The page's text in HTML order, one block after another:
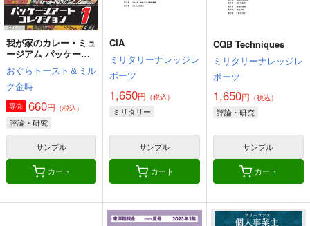
我が家のカレー・ミュ
ージアム パッケージ
アートコレクション 1
おぐらトースト＆ミル
ク金時
専売 660円 （税込）
評論・研究
サンプル
カート
CIA
ミリタリーナレッジレ
ポーツ
1,650円 （税込）
ミリタリー
サンプル
カート
CQB Techniques
ミリタリーナレッジレ
ポーツ
1,650円 （税込）
評論・研究
サンプル
カート